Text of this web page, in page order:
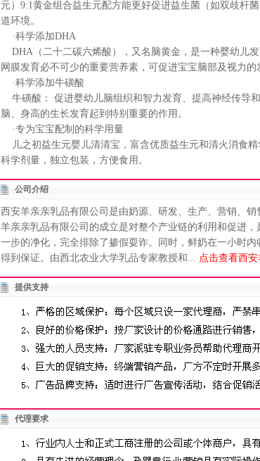
元）9:1黄金组合益生元配方能更好促进益生菌（如双歧杆
道环境。
·科学添加DHA
DHA（二十二碳六烯酸），又名脑黄金，是一种婴幼儿
网膜发育必不可少的重要营养素，可促进宝宝脑部及视力的
·科学添加牛磺酸
牛磺酸： 促进婴幼儿脑组织和智力发育、提高神经传导
脑、身高的生长发育起到特别重要的作用。
·专为宝宝配制的科学用量
儿之初益生元婴儿清清宝，富含优质益生元和清火消食
科学剂量，独立包装，方便食用。
公司介绍
西安羊亲亲乳品有限公司是由奶源、研发、生产、营销、
羊亲亲乳品有限公司的成立是对整个产业链的利用和促进
一步的净化，完全排除了掺假耍诈。同时，鲜奶在一小时
得到保证。由西北农业大学乳品专家教授和... 点击查看西
提供支持
代理要求